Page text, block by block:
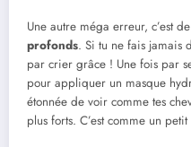
Une autre méga erreur, c’est
profonds. Si tu ne fais jamais
par crier grâce ! Une fois par
pour appliquer un masque
étonnée de voir comme tes
plus forts. C’est comme un